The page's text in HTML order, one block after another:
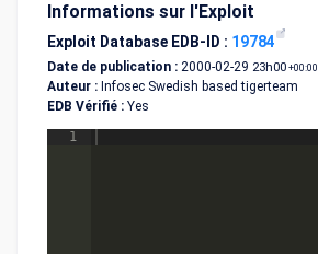
Informations sur l'Exploit
Exploit Database EDB-ID : 19784
Date de publication : 2000-02-29 23h00 +00:00
Auteur : Infosec Swedish based tigerteam
EDB Vérifié : Yes
1